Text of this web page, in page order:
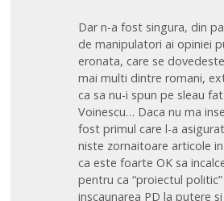
Dar n-a fost singura, din
de manipulatori ai opiniei
eronata, care se
mai multi dintre romani,
ca sa nu-i spun pe sleau
Voinescu… Daca nu ma
fost primul care l-a
niste zornaitoare articole in
ca este foarte OK sa
pentru ca “proiectul
inscaunarea PD la putere si